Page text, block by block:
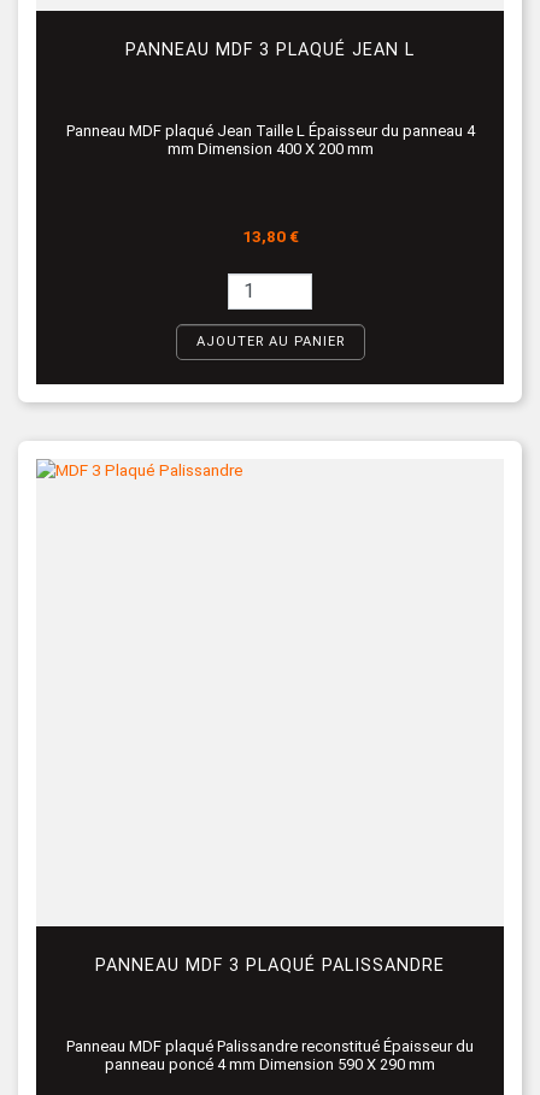
PANNEAU MDF 3 PLAQUÉ JEAN L
Panneau MDF plaqué Jean Taille L Épaisseur du panneau 4
mm Dimension 400 X 200 mm
Prix
13,80 €
AJOUTER AU PANIER
PANNEAU MDF 3 PLAQUÉ PALISSANDRE
Panneau MDF plaqué Palissandre reconstitué Épaisseur du
panneau poncé 4 mm Dimension 590 X 290 mm